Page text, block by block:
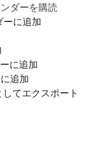
ダーを購読
に追加
に追加
追加
てエクスポート